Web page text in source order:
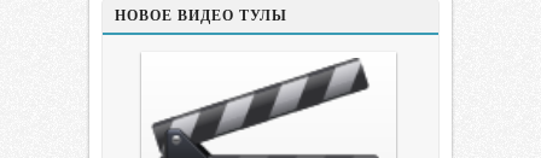
НОВОЕ ВИДЕО ТУЛЫ